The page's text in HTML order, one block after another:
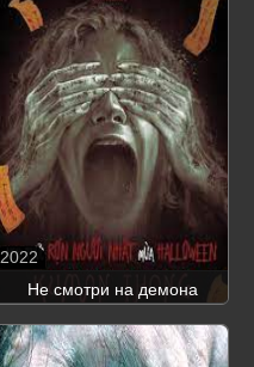
Не смотри на демона
2022